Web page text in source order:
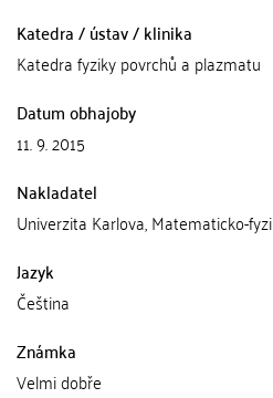
Katedra / ústav / klinika
Katedra fyziky povrchů a plazmatu
Datum obhajoby
11. 9. 2015
Nakladatel
Univerzita Karlova, Matematicko-
Jazyk
Čeština
Známka
Velmi dobře